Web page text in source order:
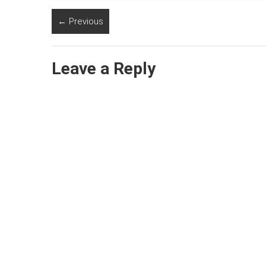
← Previous
Leave a Reply